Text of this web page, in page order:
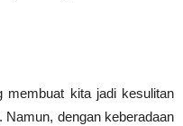
membuat kita jadi kesulitan
Namun, dengan keberadaan